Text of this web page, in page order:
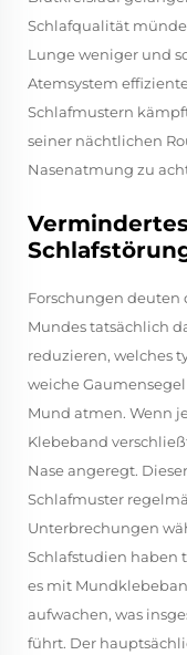
Schlafqualität
Lunge weniger und
Atemsystem
Schlafmustern
seiner nächtlichen
Nasenatmung zu
Forschungen deuten
Mundes tatsächlich
reduzieren, welches
weiche
Mund atmen. Wenn
Klebeband
Nase angeregt.
Schlafmuster
Unterbrechungen
Schlafstudien haben
es mit
aufwachen, was
führt. Der